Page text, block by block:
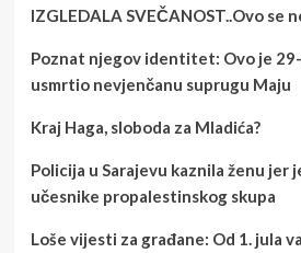
IZGLEDALA SVEČANOST..Ovo se
Poznat njegov identitet: Ovo je
usmrtio nevjenčanu suprugu Maju
Kraj Haga, sloboda za Mladića?
Policija u Sarajevu kaznila ženu jer
učesnike propalestinskog skupa
Loše vijesti za građane: Od 1. jula